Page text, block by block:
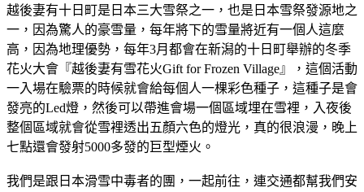
越後妻有十日町是日本三大雪祭之一，也是日本雪祭發源地之
一，因為驚人的豪雪量，每年將下的雪量將近有一個人這麼
高，因為地理優勢，每年3月都會在新潟的十日町舉辦的冬季
花火大會『越後妻有雪花火Gift for Frozen Village』，這個活動
一入場在驗票的時候就會給每個人一棵彩色種子，這種子是會
發亮的Led燈，然後可以帶進會場一個區域埋在雪裡，入夜後
整個區域就會從雪裡透出五顏六色的燈光，真的很浪漫，晚上
七點還會發射5000多發的巨型煙火。
我們是跟日本滑雪中毒者的團，一起前往，連交通都幫我們安